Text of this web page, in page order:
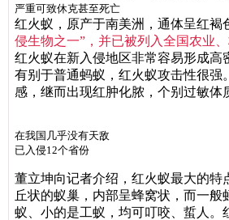
严重可致休克甚至死亡
红火蚁，原产于南美洲，通体呈红
侵生物之一”，并已被列入全国农业
红火蚁在新入侵地区非常容易形成
有别于普通蚂蚁，红火蚁攻击性很
感，继而出现红肿化脓，个别过敏体
在我国几乎没有天敌
已入侵12个省份
董立坤向记者介绍，红火蚁最大的
丘状的蚁巢，内部呈蜂窝状，而一
蚁、小的是工蚁，均可叮咬、蜇人。